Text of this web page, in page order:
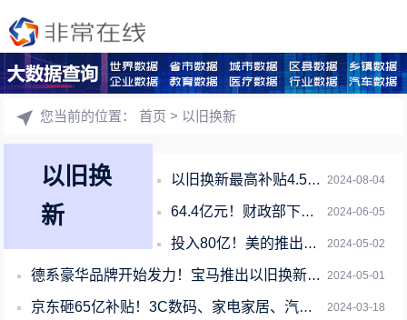
您当前的位置：首页 > 以旧换新
以旧换
新
2024-08-04
以旧换新最高补贴4.5万！2024款领克01最新购车政策发布
2024-06-05
64.4亿元！财政部下达2024年汽车以旧换新补贴款 单车最高补1万
2024-05-02
投入80亿！美的推出以旧换新活动：不限品牌 最高抵1000元
2024-05-01
德系豪华品牌开始发力！宝马推出以旧换新政策：涵盖19款车型
2024-03-18
京东砸65亿补贴！3C数码、家电家居、汽车统统以旧换新